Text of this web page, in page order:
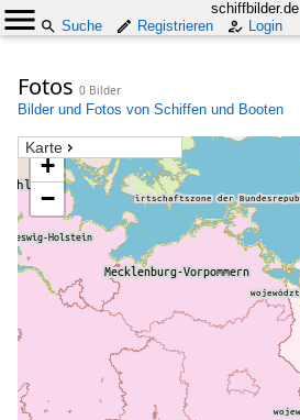
schiffbilder.de
Suche
Registrieren Login
Fotos 0 Bilder
Bilder und Fotos von Schiffen und Booten
Karte
+
−